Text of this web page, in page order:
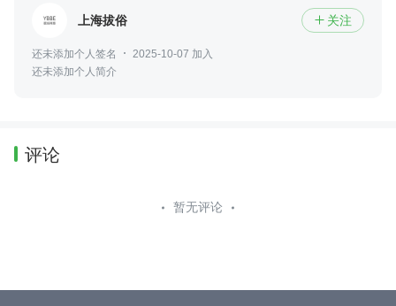
上海拔俗  关注
还未添加个人签名
2025-10-07 加入
还未添加个人简介
评论
暂无评论